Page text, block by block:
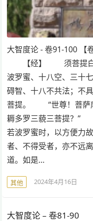
大智度论 - 卷91-100 【
【经】 须菩提白佛
波罗蜜、十八空、三十
碍智、十八不共法；不
菩提。 “世尊！菩萨
耨多罗三藐三菩提？”
若波罗蜜时，以方便力
者、不得受者，亦不远
道。如是…
其他 2024年4月16日
大智度论 – 卷81-90